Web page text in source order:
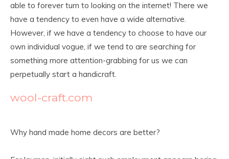
able to forever turn to looking on the internet! There we
have a tendency to even have a wide alternative.
However, if we have a tendency to choose to have our
own individual vogue, if we tend to are searching for
something more attention-grabbing for us we can
perpetually start a handicraft.
wool-craft.com
Why hand made home decors are better?